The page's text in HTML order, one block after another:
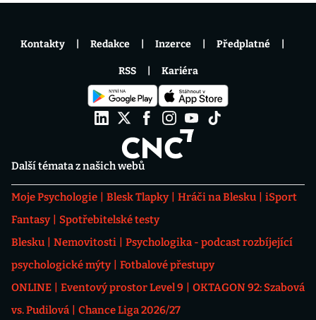
Další témata z našich webů
Moje Psychologie Blesk Tlapky Hráči na Blesku
iSport
Fantasy
Spotřebitelské testy
Blesku
Nemovitosti
Psychologika - podcast rozbíjející
psychologické mýty
Fotbalové přestupy
ONLINE
Eventový prostor Level 9
OKTAGON 92: Szabová
vs. Pudilová
Chance Liga 2026/27
Kontakty Redakce Inzerce Předplatné
RSS Kariéra